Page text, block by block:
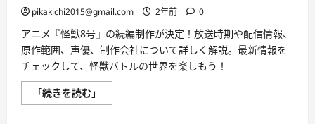
pikakichi2015@gmail.com 2年前 0
アニメ『怪獣8号』の続編制作が決定！放送時期や配信情報、
原作範囲、声優、制作会社について詳しく解説。最新情報を
チェックして、怪獣バトルの世界を楽しもう！
「続きを読む」
獣